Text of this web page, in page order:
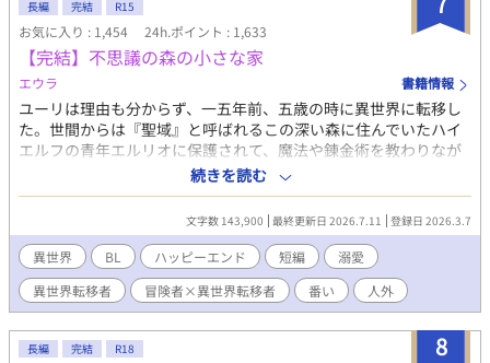
長編 完結 R15
お気に入り : 1,454 24h.ポイント : 1,633
【完結】不思議の森の小さな家
エウラ 書籍情報
ユーリは理由も分からず、一五年前、五歳の時に異世界に転移し
た。世間からは『聖域』と呼ばれるこの深い森に住んでいたハイ
エルフの青年エルリオに保護されて、魔法や錬金術を教わりなが
ら暮らしていたが、ある理由で現在は一人暮らし。 森から出たこ
とがないユーリはちょっと寂しいと思いながらものんびり過ごし
ていたが、ある日、行き倒れの冒険者を拾ってしまう。 彼はアイ
オンと名乗り、しばらくユーリの家に同居することになるのだ
が……。 Ｒ15。ハッピーエンド。 いつものように思いつきです。
短編予定ですがたぶん不定期更新です。→ちょっと長くなったの
で長編に変更しますが、そんなに長くはならないと思います。 ※
番外編も終わって、完結しました。読んでくださってありがとう
ございます！
続きを読む
文字数 143,900 最終更新日 2026.7.11 登録日 2026.3.7
異世界 BL ハッピーエンド 短編
溺愛
異世界転移者
冒険者×異世界転移者 番い 人外
8
長編 完結 R18